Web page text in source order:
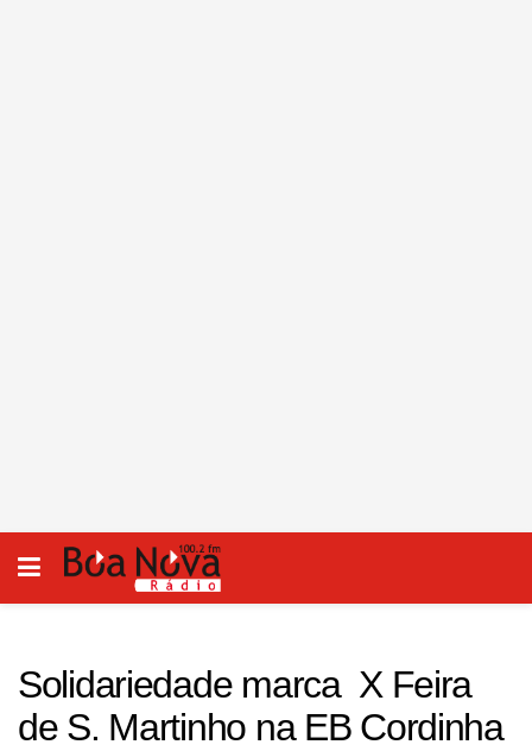
Solidariedade marca X Feira
de S. Martinho na EB Cordinha